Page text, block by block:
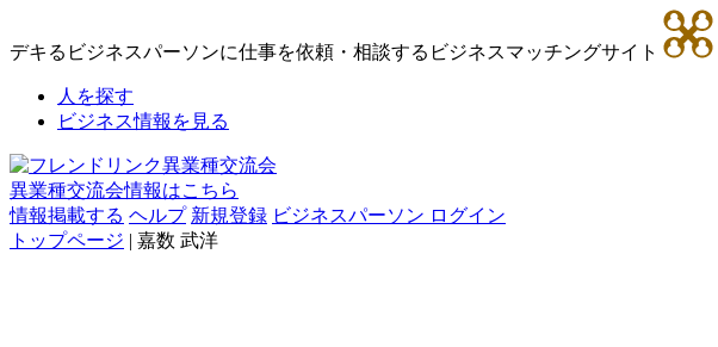
デキるビジネスパーソンに仕事を依頼・相談するビジネスマッチングサイト
人を探す
ビジネス情報を見る
異業種交流会情報はこちら
情報掲載する ヘルプ 新規登録 ビジネスパーソン ログイン
トップページ | 嘉数 武洋